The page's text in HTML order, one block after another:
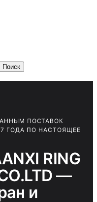
Поиск
ПОСТАВОК
ГОДА ПО НАСТОЯЩЕЕ
RING
—
и